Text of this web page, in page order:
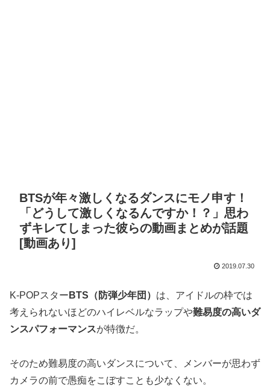
BTSが年々激しくなるダンスにモノ申す！
「どうして激しくなるんですか！？」思わ
ずキレてしまった彼らの動画まとめが話題
[動画あり]
2019.07.30
K-POPスター BTS（防弾少年団） は、アイドルの枠では
考えられないほどのハイレベルなラップや難易度の高いダ
ンスパフォーマンスが特徴だ。
そのため難易度の高いダンスについて、メンバーが思わず
カメラの前で愚痴をこぼすことも少なくない。